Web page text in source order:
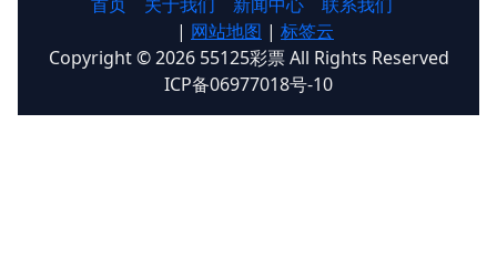
| 网站地图 | 标签云
Copyright © 2026 55125彩票 All Rights Reserved
ICP备06977018号-10